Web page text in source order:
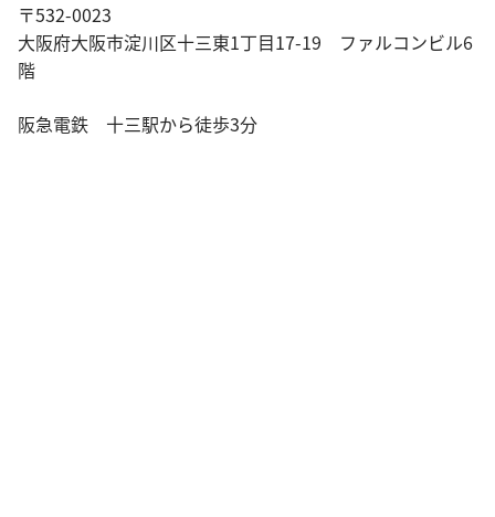
〒532-0023
大阪府大阪市淀川区十三東1丁目17-19 ファルコンビル6
階
阪急電鉄 十三駅から徒歩3分